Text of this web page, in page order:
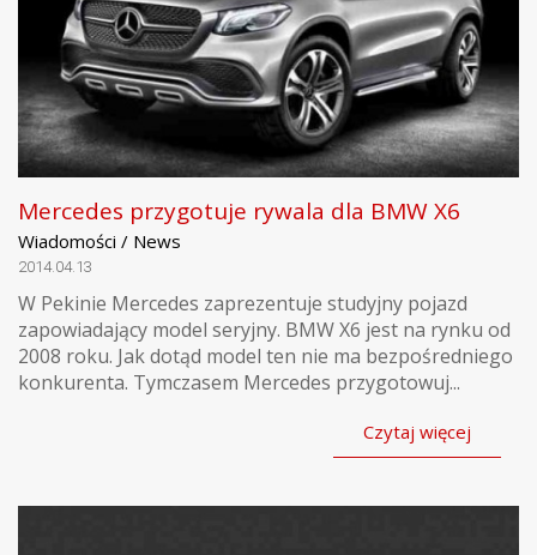
Mercedes przygotuje rywala dla BMW X6
Wiadomości / News
2014.04.13
W Pekinie Mercedes zaprezentuje studyjny pojazd
zapowiadający model seryjny. BMW X6 jest na rynku od
2008 roku. Jak dotąd model ten nie ma bezpośredniego
konkurenta. Tymczasem Mercedes przygotowuj...
Czytaj więcej